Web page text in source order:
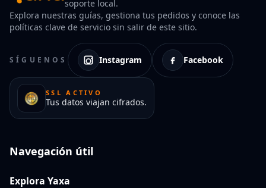
soporte local.
Explora nuestras guías, gestiona tus pedidos y conoce las
políticas clave de servicio sin salir de este sitio.
SÍGUENOS Instagram Facebook
SSL ACTIVO
Tus datos viajan cifrados.
Navegación útil
Explora Yaxa